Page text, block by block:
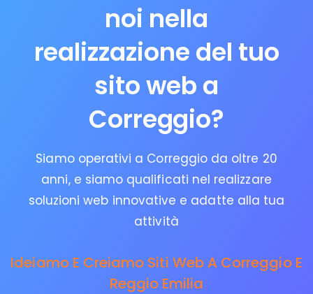
noi nella
realizzazione del tuo
sito web a
Correggio?
Siamo operativi a Correggio da oltre 20
anni, e siamo qualificati nel realizzare
soluzioni web innovative e adatte alla tua
attività
Ideiamo E Creiamo Siti Web A Correggio E
Reggio Emilia